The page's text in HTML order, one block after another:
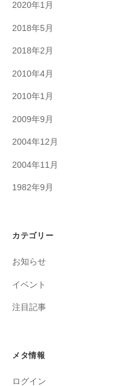
2020年1月
2018年5月
2018年2月
2010年4月
2010年1月
2009年9月
2004年12月
2004年11月
1982年9月
カテゴリー
お知らせ
イベント
注目記事
メタ情報
ログイン